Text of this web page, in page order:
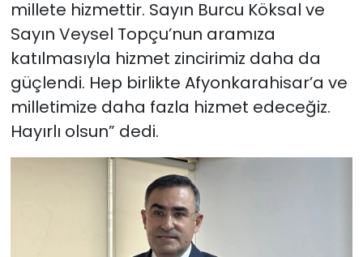
millete hizmettir. Sayın Burcu Köksal ve
Sayın Veysel Topçu’nun aramıza
katılmasıyla hizmet zincirimiz daha da
güçlendi. Hep birlikte Afyonkarahisar’a ve
milletimize daha fazla hizmet edeceğiz.
Hayırlı olsun” dedi.